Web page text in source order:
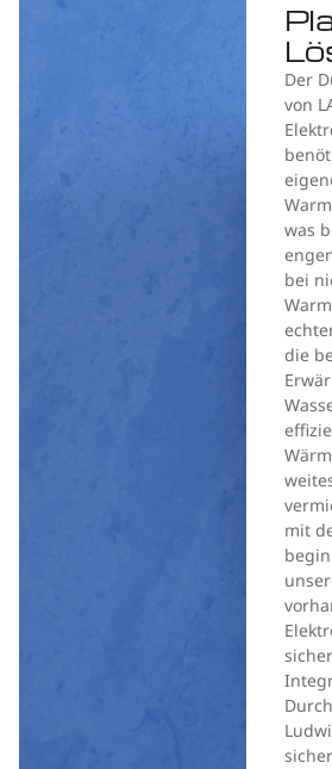
Der
von
was
bei
die
mit